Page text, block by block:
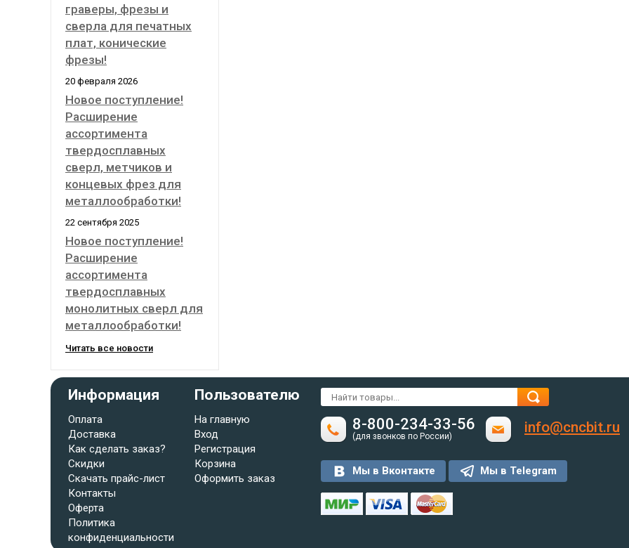
граверы, фрезы и
сверла для печатных
плат, конические
фрезы!
20 февраля 2026
Новое поступление!
Расширение
ассортимента
твердосплавных
сверл, метчиков и
концевых фрез для
металлообработки!
22 сентября 2025
Новое поступление!
Расширение
ассортимента
твердосплавных
монолитных сверл для
металлообработки!
Читать все новости
Информация
Оплата
Доставка
Как сделать заказ?
Скидки
Скачать прайс-лист
Контакты
Оферта
Политика
конфиденциальности
Пользователю
На главную
Вход
Регистрация
Корзина
Оформить заказ
8-800-234-33-56
(для звонков по России)
info@cncbit.ru
Мы в Вконтакте Мы в Telegram